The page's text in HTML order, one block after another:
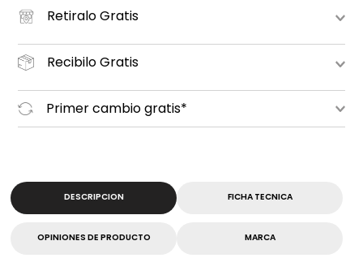
Retiralo Gratis
Recibilo Gratis
Primer cambio gratis*
DESCRIPCION FICHA TECNICA
OPINIONES DE PRODUCTO MARCA